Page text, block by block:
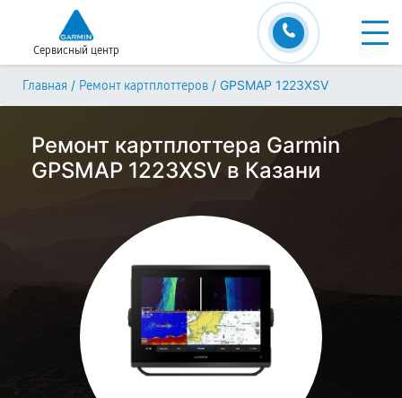
Сервисный центр
Главная / Ремонт картплоттеров / GPSMAP 1223XSV
Ремонт картплоттера Garmin
GPSMAP 1223XSV в Казани